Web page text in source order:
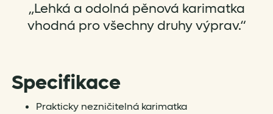
„Lehká a odolná pěnová karimatka
vhodná pro všechny druhy výprav.“
Specifikace
Prakticky nezničitelná karimatka